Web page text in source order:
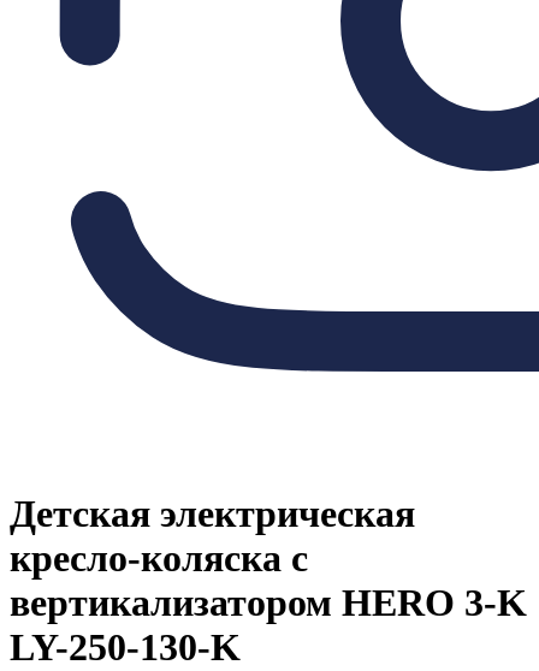
Детская электрическая
кресло-коляска с
вертикализатором HERO 3-K
LY-250-130-K